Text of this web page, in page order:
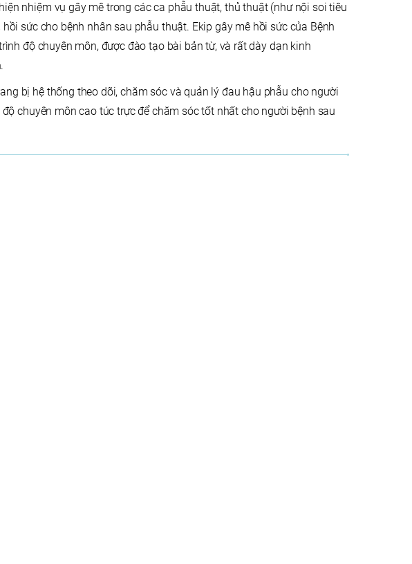
nhiệm vụ gây mê trong các ca phẫu thuật, thủ thuật (như nội soi tiêu
sức cho bệnh nhân sau phẫu thuật. Ekip gây mê hồi sức của Bệnh
độ chuyên môn, được đào tạo bài bản từ, và rất dày dạn kinh
bị hệ thống theo dõi, chăm sóc và quản lý đau hậu phẫu cho người
chuyên môn cao túc trực để chăm sóc tốt nhất cho người bệnh sau